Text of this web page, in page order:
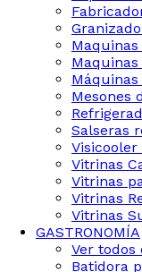
Mesones
Salseras
Vitrinas
Vitrinas
Vitrinas
Vitrinas
GASTRONOMÍA
Ver todos
Batidora